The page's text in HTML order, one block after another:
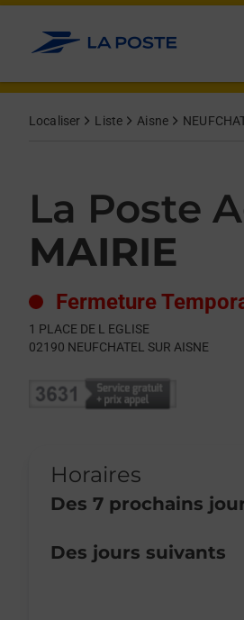
Allez au contenu
Localiser Liste Aisne
La Poste
MAIRIE
Fermeture
1 PLACE DE L EGLISE
02190 NEUFCHATEL SUR AISNE
Horaires
Des 7 prochains
Day of the WeekHours
Lundi
Fermé
Des jours suivants
Get directions to La Poste Agence
lien s'ouvre dans un nouvel onglet